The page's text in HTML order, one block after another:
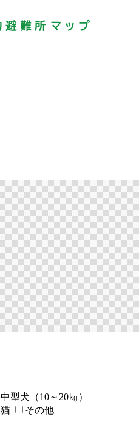
中型犬（10～20㎏）
猫 その他